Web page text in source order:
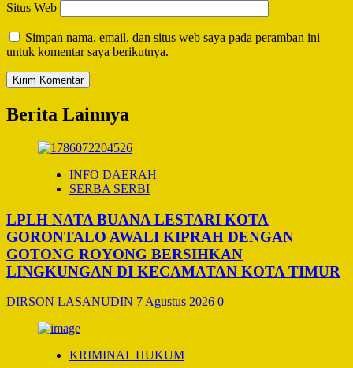
Situs Web
Simpan nama, email, dan situs web saya pada peramban ini
untuk komentar saya berikutnya.
Berita Lainnya
INFO DAERAH
SERBA SERBI
LPLH NATA BUANA LESTARI KOTA
GORONTALO AWALI KIPRAH DENGAN
GOTONG ROYONG BERSIHKAN
LINGKUNGAN DI KECAMATAN KOTA TIMUR
DIRSON LASANUDIN 7 Agustus 2026 0
KRIMINAL HUKUM